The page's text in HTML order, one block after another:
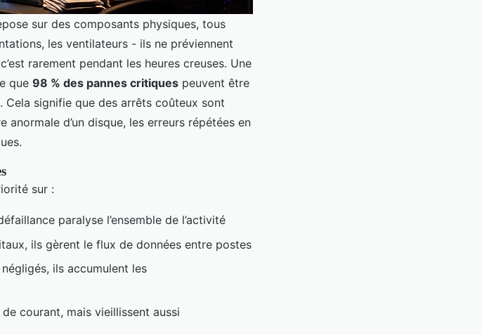
sur des composants physiques, tous
les ventilateurs - ils ne préviennent
rarement pendant les heures creuses. Une
que 98 % des pannes critiques peuvent être
signifie que des arrêts coûteux sont
d’un disque, les erreurs répétées en
sur :
paralyse l’ensemble de l’activité
ils gèrent le flux de données entre postes
ils accumulent les
courant, mais vieillissent aussi